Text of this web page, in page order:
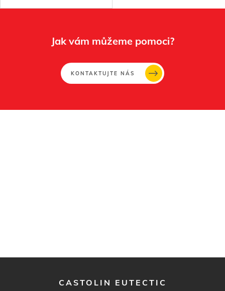
Jak vám můžeme pomoci?
KONTAKTUJTE NÁS
CASTOLIN EUTECTIC